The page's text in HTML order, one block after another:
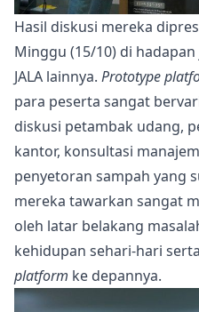
Hasil diskusi mereka
Minggu (15/10) di
JALA lainnya. Prototype
para peserta sangat
diskusi petambak udang,
kantor, konsultasi
penyetoran sampah yang
mereka tawarkan sangat
oleh latar belakang
kehidupan sehari-hari
platform ke depannya.